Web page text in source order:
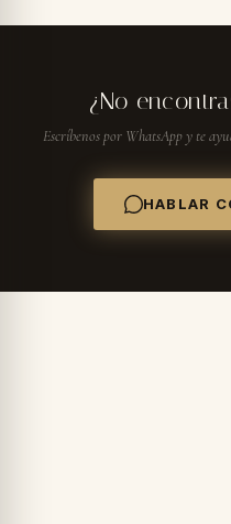
¿No
Escríbenos por WhatsApp y te
HABLAR